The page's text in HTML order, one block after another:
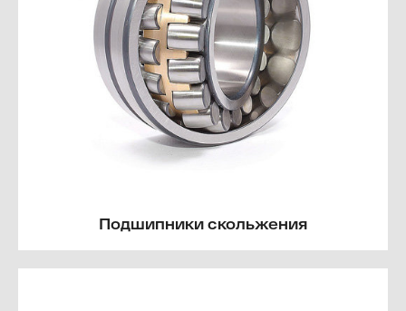
Подшипники скольжения